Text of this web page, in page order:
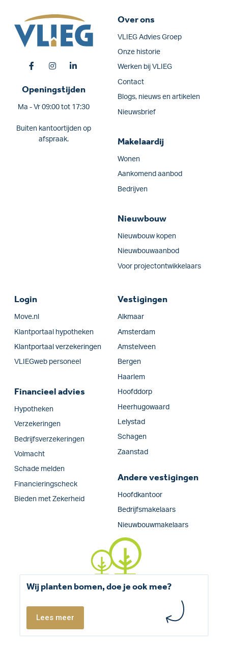
Openingstijden
Ma - Vr 09:00 tot 17:30
Buiten kantoortijden op
afspraak.
Over ons
VLIEG Advies Groep
Onze historie
Werken bij VLIEG
Contact
Blogs, nieuws en artikelen
Nieuwsbrief
Makelaardij
Wonen
Aankomend aanbod
Bedrijven
Nieuwbouw
Nieuwbouw kopen
Nieuwbouwaanbod
Voor projectontwikkelaars
Login
Move.nl
Klantportaal hypotheken
Klantportaal verzekeringen
VLIEGweb personeel
Financieel advies
Hypotheken
Verzekeringen
Bedrijfs­verzekeringen
Volmacht
Schade melden
Financieringscheck
Bieden met Zekerheid
Vestigingen
Alkmaar
Amsterdam
Amstelveen
Bergen
Haarlem
Hoofddorp
Heerhugowaard
Lelystad
Schagen
Zaanstad
Andere vestigingen
Hoofdkantoor
Bedrijfsmakelaars
Nieuwbouwmakelaars
Wij planten bomen, doe je ook mee?
Lees meer